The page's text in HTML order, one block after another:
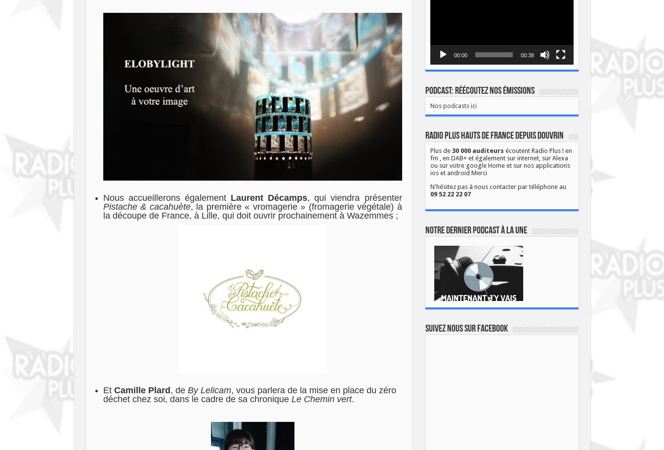
Nous accueillerons également Laurent Décamps, qui viendra présenter
Pistache & cacahuète, la première « vromagerie » (fromagerie végétale) à
la découpe de France, à Lille, qui doit ouvrir prochainement à Wazemmes ;
Et Camille Plard , de By Lelicam, vous parlera de la mise en place du zéro
déchet chez soi, dans le cadre de sa chronique Le Chemin vert.
00:00 00:38
Podcast: Réécoutez nos émissions
Nos podcasts ici
Radio Plus Hauts de France depuis Douvrin
Plus de 30 000 auditeurs écoutent Radio Plus ! en
fm , en DAB+ et également sur internet, sur Alexa
ou sur votre google Home et sur nos applications
ios et android Merci
N'hésitez pas à nous contacter par téléphone au
09 52 22 22 07
Notre dernier podcast à la une
Suivez nous sur Facebook